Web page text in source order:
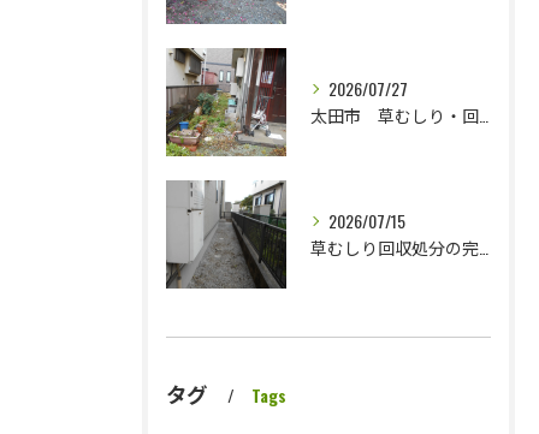
2026/07/27
2026/07/15
タグ Tags